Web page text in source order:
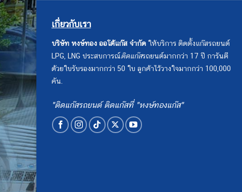
เกี่ยวกับเรา
บริษัท หงษ์ทอง ออโต้แก๊ส จำกัด ให้บริการ ติดตั้งแก๊สรถยนต์
LPG, LNG ประสบการณ์ติดแก๊สรถยนต์มากกว่า 17 ปี การันตี
ด้วยใบรับรองมากกว่า 50 ใบ ลูกค้าไว้วางใจมากกว่า 100,000
คัน.
"ติดแก๊สรถยนต์ ติดแก๊สที่ "หงษ์ทองแก๊ส"